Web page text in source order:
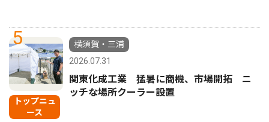
5
トップニュ
ース
横須賀・三浦
2026.07.31
関東化成工業 猛暑に商機、市場開拓 ニ
ッチな場所クーラー設置